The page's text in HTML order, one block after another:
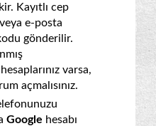
Kayıtlı cep
e-posta
gönderilir.
varsa,
açmalısınız.
Google hesabı